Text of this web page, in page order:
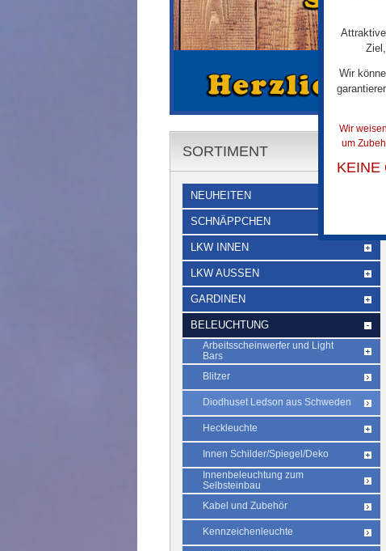
SORTIMENT
NEUHEITEN
SCHNÄPPCHEN
LKW INNEN
LKW AUSSEN
GARDINEN
BELEUCHTUNG
Arbeitsscheinwerfer und Light
Bars
Blitzer
Diodhuset Ledson aus Schweden
Heckleuchte
Innen Schilder/Spiegel/Deko
Innenbeleuchtung zum
Selbsteinbau
Kabel und Zubehör
Kennzeichenleuchte
Wir
Wir
um
KEINE